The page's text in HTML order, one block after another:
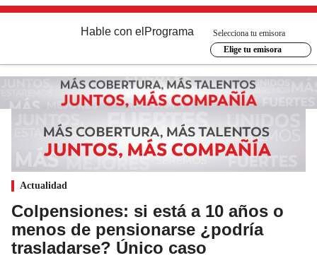
Hable con el Programa
Selecciona tu emisora
Elige tu emisora
Actualidad
Colpensiones: si está a 10 años o
menos de pensionarse ¿podría
trasladarse? Único caso